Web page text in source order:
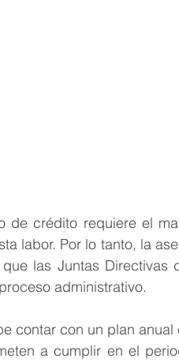
de crédito requiere el
labor. Por lo tanto, la
las Juntas
administrativo.
contar con un plan